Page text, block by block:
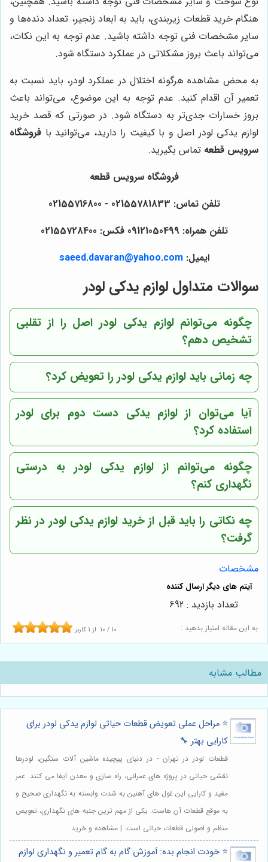
هنگام خرید قطعات زیربندی، باید به ابعاد زنجیر، تعداد دنده‌ها و
سایر مشخصات فنی توجه داشته باشید. عدم توجه به این نکات،
می‌تواند باعث بروز مشکلاتی در عملکرد دستگاه شود.
به محض مشاهده هرگونه اختلال در عملکرد لودر، باید نسبت به
تعمیر آن اقدام کنید. عدم توجه به این موضوع، می‌تواند باعث
بروز خسارات جدی‌تر به دستگاه شود. در صورتی که قصد خرید
لوازم یدکی لودر اصل و با کیفیت را دارید، می‌توانید با فروشگاه
سرویس قطعه تماس بگیرید.
فروشگاه سرویس قطعه
تلفن تماس: 02155781833 - 02155716800
تلفن همراه: 09121050499 فکس: 02155728400
ایمیل:saeed.davaran@yahoo.com
سوالات متداول لوازم یدکی لودر
چگونه می‌توانم لوازم یدکی لودر اصل را از تقلبی
تشخیص دهم؟
چه زمانی باید لوازم یدکی لودر را تعویض کرد؟
آیا می‌توان از لوازم یدکی دست دوم برای لودر
استفاده کرد؟
چگونه می‌توانم از لوازم یدکی لودر به درستی
نگهداری کنم؟
چه نکاتی را باید قبل از خرید لوازم یدکی لودر در نظر
گرفت؟
مشخصات
به این مقاله امتیاز بدهید : 10 / 10 از 1 کاربر
تعداد بازدید : 692
مطالب مشابه
⭐️ مراحل عملی تعویض قطعات حیاتی لوازم یدکی لودر برای
کارایی بهتر 🔧
قطعات لودر در تهران - در دنیای پیچیده ماشین آلات سنگین، لودرها
نقشی حیاتی در پروژه های عمرانی، راه سازی و معدن ایفا می کنند. عمر
مفید و کارایی این غول های آهنین به شدت وابسته به نگهداری صحیح و
به موقع قطعات آن هاست. یکی از مهم ترین جنبه های نگهداری، تعویض
منظم و اصولی قطعات حیاتی است. | مشاهده و خرید
⭐️ خودت انجام بده: آموزش گام به گام تعمیر و نگهداری لوازم